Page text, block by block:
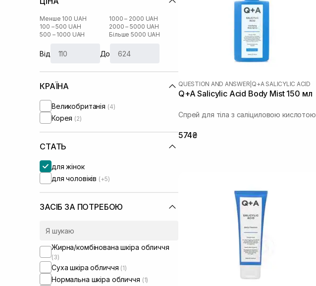
Менше 100 UAH
100 – 500 UAH
500 – 1000 UAH
1000 – 2000 UAH
2000 – 5000 UAH
Більше 5000 UAH
Від До
КРАЇНА
Великобританія (4)
Корея (2)
СТАТЬ
для жінок
для чоловіків (+5)
ЗАСІБ ЗА ПОТРЕБОЮ
Жирна/комбінована шкіра обличчя
(3)
Суха шкіра обличчя (1)
Нормальна шкіра обличчя (1)
QUESTION AND ANSWER Q+A SALICYLIC ACID
Q+A Salicylic Acid Body Mist 150 мл
Спрей для тіла з саліциловою кислотою
574₴